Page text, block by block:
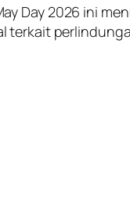
Day 2026 ini
terkait